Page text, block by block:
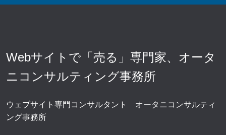
Webサイトで「売る」専門家、オータ
ニコンサルティング事務所
ウェブサイト専門コンサルタント オータニコンサルティ
ング事務所